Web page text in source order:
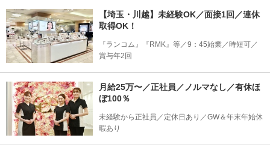
【埼玉・川越】未経験OK／面接1回／連休
取得OK！
『ランコム』『RMK』等／9：45始業／時短可／
賞与年2回
月給25万〜／正社員／ノルマなし／有休ほ
ぼ100％
未経験から正社員／定休日あり／GW＆年末年始休
暇あり